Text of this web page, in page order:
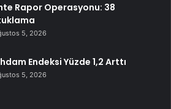
Rapor Operasyonu: 38
5, 2026
Endeksi Yüzde 1,2 Arttı
5, 2026